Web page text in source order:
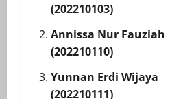
(202210103)
Annissa Nur Fauziah
(202210110)
Yunnan Erdi Wijaya
(202210111)